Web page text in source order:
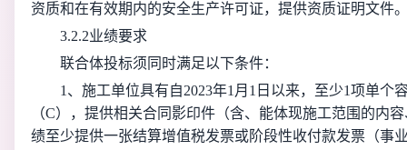
资质和在有效期内的安全生产许可证，提供资质证明文件
3.2.2业绩要求
联合体投标须同时满足以下条件：
1、施工单位具有自2023年1月1日以来，至少1项单个
（C），提供相关合同影印件（含、能体现施工范围的内
绩至少提供一张结算增值税发票或阶段性收付款发票（事